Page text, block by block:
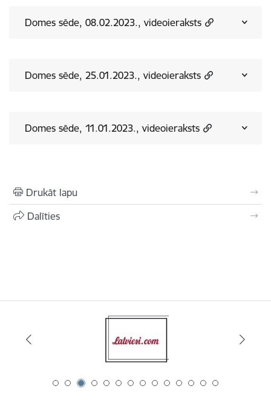
Domes sēde, 08.02.2023., videoieraksts
Domes sēde, 25.01.2023., videoieraksts
Domes sēde, 11.01.2023., videoieraksts
Drukāt lapu
Dalīties